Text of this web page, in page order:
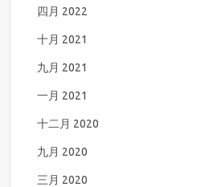
四月 2022
十月 2021
九月 2021
一月 2021
十二月 2020
九月 2020
三月 2020